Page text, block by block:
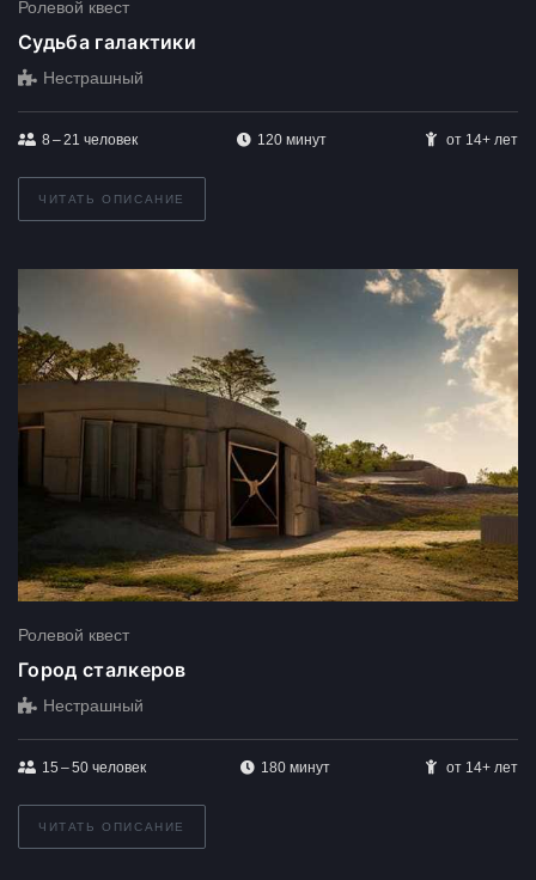
Ролевой квест
Судьба галактики
Нестрашный
8 – 21 человек 120 минут от 14+ лет
ЧИТАТЬ ОПИСАНИЕ
Ролевой квест
Город сталкеров
Нестрашный
15 – 50 человек 180 минут от 14+ лет
ЧИТАТЬ ОПИСАНИЕ